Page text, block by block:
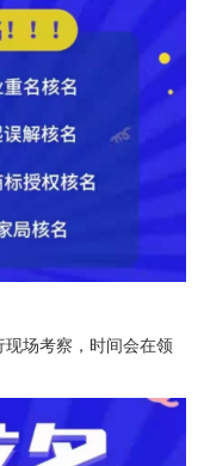
场考察，时间会在领